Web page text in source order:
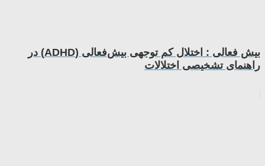
بیش فعالی : اختلال کم توجهی بیش‌فعالی (ADHD) در
راهنمای تشخیصی اختلالات